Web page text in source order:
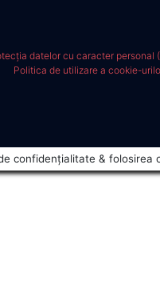
datelor cu caracter personal
Politica de utilizare a cookie-
confidențialitate & folosirea